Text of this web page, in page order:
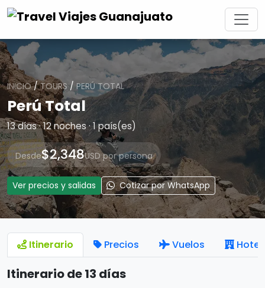
INICIO/TOURS /PERÚ TOTAL
Perú Total
13 días · 12 noches · 1 país(es)
Desde$2,348USD por persona
Ver precios y salidas Cotizar por WhatsApp
Itinerario Precios Vuelos
Itinerario de 13 días